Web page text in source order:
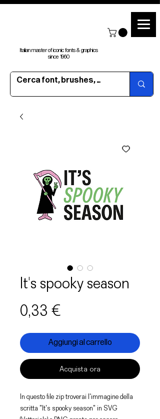
Italian master of iconic fonts & graphics
since 1960
It's spooky season
0,33 €
Aggiungi al carrello
Acquista ora
In questo file zip troverai l'immagine della
scritta "It's spooky season" in SVG